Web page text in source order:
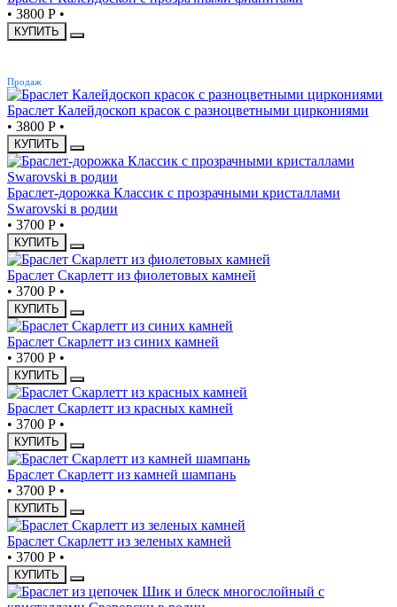
• 3800 Р •
КУПИТЬ
Продаж
Браслет Калейдоскоп красок с разноцветными циркониями
• 3800 Р •
КУПИТЬ
Браслет-дорожка Классик с прозрачными кристаллами
Swarovski в родии
• 3700 Р •
КУПИТЬ
Браслет Скарлетт из фиолетовых камней
• 3700 Р •
КУПИТЬ
Браслет Скарлетт из синих камней
• 3700 Р •
КУПИТЬ
Браслет Скарлетт из красных камней
• 3700 Р •
КУПИТЬ
Браслет Скарлетт из камней шампань
• 3700 Р •
КУПИТЬ
Браслет Скарлетт из зеленых камней
• 3700 Р •
КУПИТЬ